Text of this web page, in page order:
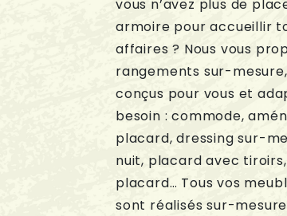
vous n’avez plus de
armoire pour accueillir
affaires ? Nous vous
rangements sur-
conçus pour vous et
besoin : commode,
placard, dressing sur-
nuit, placard avec
placard… Tous vos
sont réalisés sur-